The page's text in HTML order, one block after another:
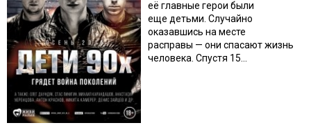
её главные герои были
еще детьми. Случайно
оказавшись на месте
расправы — они спасают жизнь
человека. Спустя 15...